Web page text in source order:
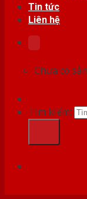
Tin tức
Liên hệ
Chưa có
Tìm kiếm: